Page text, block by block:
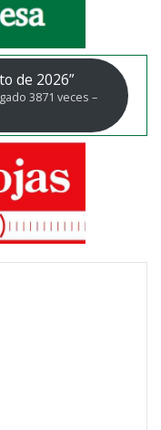
de 2026”
3871 veces –